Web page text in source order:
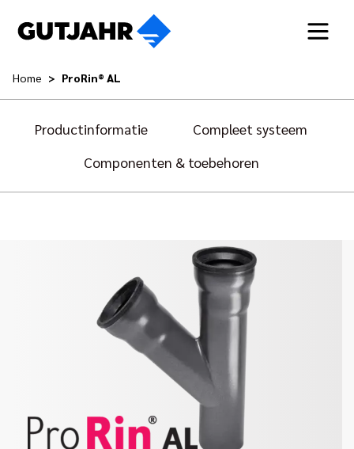
Home ProRin® AL
Productinformatie
Compleet systeem
Componenten & toebehoren